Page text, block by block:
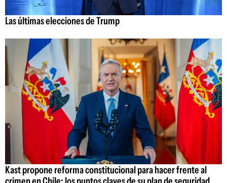
Las últimas elecciones de Trump
Kast propone reforma constitucional para hacer frente al